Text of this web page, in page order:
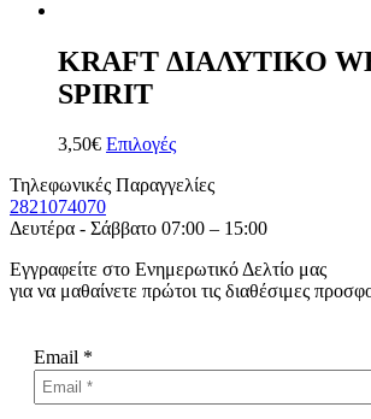
KRAFT ΔΙΑΛΥΤΙΚΟ
SPIRIT
3,50€ Επιλογές
Τηλεφωνικές Παραγγελίες
2821074070
Δευτέρα - Σάββατο 07:00 – 15:00
Εγγραφείτε στο Ενημερωτικό Δελτίο μας
για να μαθαίνετε πρώτοι τις διαθέσιμες
Email *